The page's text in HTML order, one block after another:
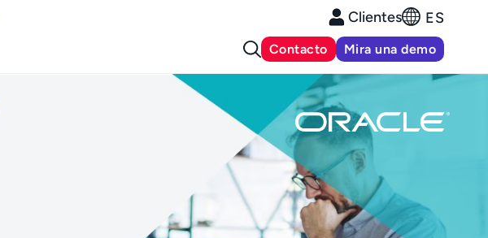
Clientes ES
Contacto Mira una demo